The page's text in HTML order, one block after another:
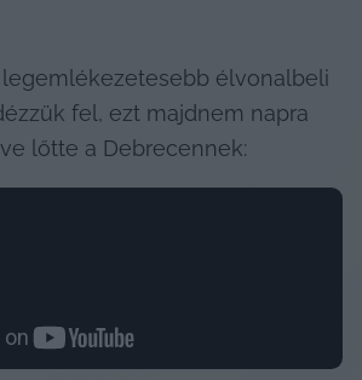
élvonalbeli
fel, ezt majdnem napra
lőtte a Debrecennek: